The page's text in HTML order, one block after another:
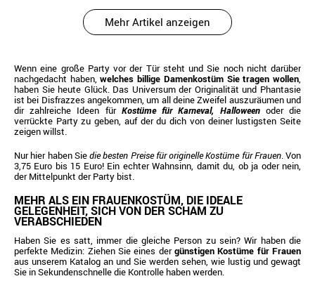
Mehr Artikel anzeigen
Wenn eine große Party vor der Tür steht und Sie noch nicht darüber
nachgedacht haben,welches billige Damenkostüm Sie tragen wollen,
haben Sie heute Glück. Das Universum der Originalität und Phantasie
ist bei Disfrazzes angekommen, um all deine Zweifel auszuräumen und
dir zahlreiche Ideen für Kostüme für Karneval, Halloweenoder die
verrückte Party zu geben, auf der du dich von deiner lustigsten Seite
zeigen willst.
Nur hier haben Siedie besten Preise für originelle Kostüme für Frauen. Von
3,75 Euro bis 15 Euro! Ein echter Wahnsinn, damit du, ob ja oder nein,
der Mittelpunkt der Party bist.
MEHR ALS EIN FRAUENKOSTÜM, DIE IDEALE
GELEGENHEIT, SICH VON DER SCHAM ZU
VERABSCHIEDEN
Haben Sie es satt, immer die gleiche Person zu sein? Wir haben die
perfekte Medizin: Ziehen Sie eines dergünstigen Kostüme für Frauen
aus unserem Katalog an und Sie werden sehen, wie lustig und gewagt
Sie in Sekundenschnelle die Kontrolle haben werden.